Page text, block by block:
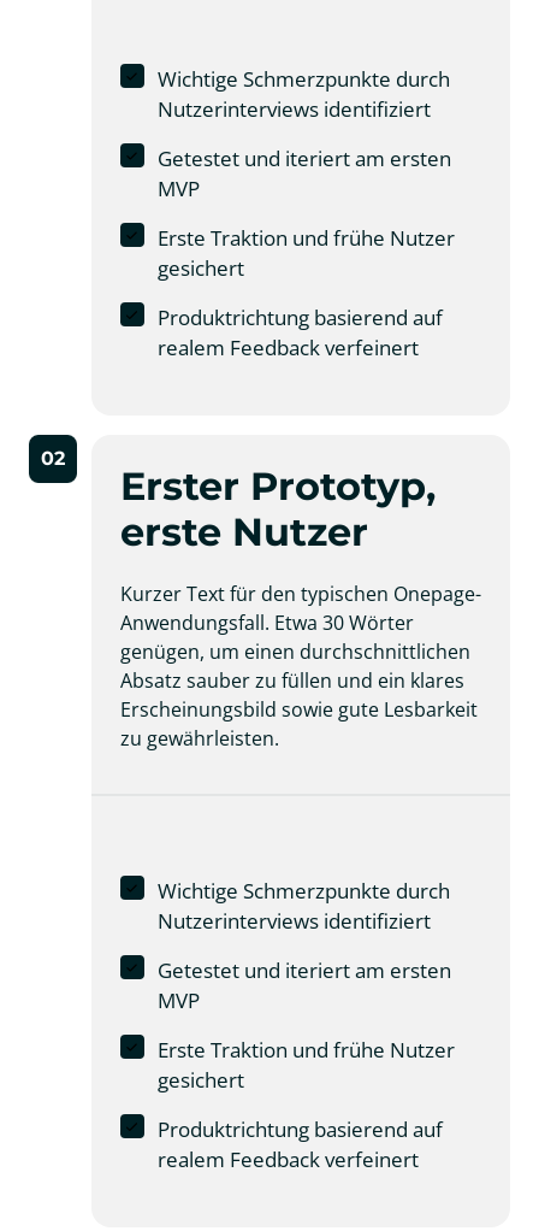
Wichtige Schmerzpunkte durch
Nutzerinterviews identifiziert
Getestet und iteriert am ersten
MVP
Erste Traktion und frühe Nutzer
gesichert
Produktrichtung basierend auf
realem Feedback verfeinert
02
Erster Prototyp,
erste Nutzer
Kurzer Text für den typischen Onepage-
Anwendungsfall. Etwa 30 Wörter
genügen, um einen durchschnittlichen
Absatz sauber zu füllen und ein klares
Erscheinungsbild sowie gute Lesbarkeit
zu gewährleisten.
Wichtige Schmerzpunkte durch
Nutzerinterviews identifiziert
Getestet und iteriert am ersten
MVP
Erste Traktion und frühe Nutzer
gesichert
Produktrichtung basierend auf
realem Feedback verfeinert